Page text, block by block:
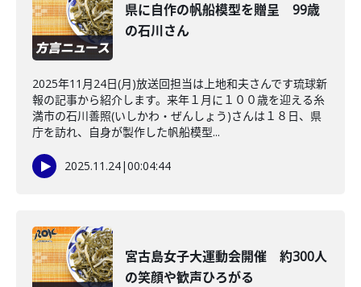
県に自作の帆船模型を贈呈 99歳
の石川さん
2025年11月24日(月)放送回担当は上地和夫さんです琉球新
報の記事から紹介します。来年１月に１００歳を迎える糸
満市の石川善照(いしかわ・ぜんしょう)さんは１８日、県
庁を訪れ、自身が製作した帆船模型...
2025.11.24|00:04:44
宮古島女子大運動会開催 約300人
の笑顔や歓声ひろがる